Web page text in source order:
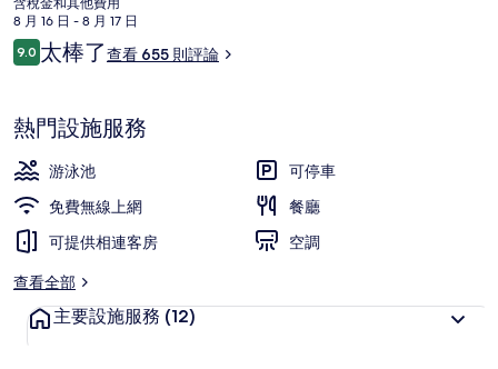
相
片
價
格
是
8 月 16 日 - 8 月 17 日
評
論
9.09.0 分，滿分 10 分，
太棒了查看 655 則評論
熱門設施服務
游泳池
可停車
免費無線上網
餐廳
可提供相連客房
空調
查看全部
主要設施服務 (12)